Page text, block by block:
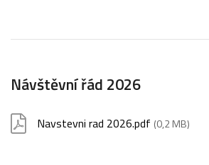
Návštěvní řád 2026
Navstevni rad 2026.pdf (0,2 MB)